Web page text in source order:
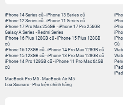
iPhone 14 Series cũ -iPhone 13 Series cũ
iPhone 12 Series cũ -iPhone 11 Series cũ
iPhone 17 Pro Max 256GB -iPhone 17 Pro 256GB
Galaxy A Series - Redmi Series
iPhone 16 Plus 128GB cũ -iPhone 15 Plus 128GB
cũ
iPhone 16 128GB cũ -iPhone 14 Pro Max 128GB cũ
iPhone 15 128GB cũ -iPhone 13 Pro Max 128GB cũ
iPhone 14 Pro 128GB cũ -iPhone 11 Pro Max 64GB
cũ
Cũ
MacBook Pro M5 - MacBook Air M5
Loa Sounarc - Phụ kiện chính hãng